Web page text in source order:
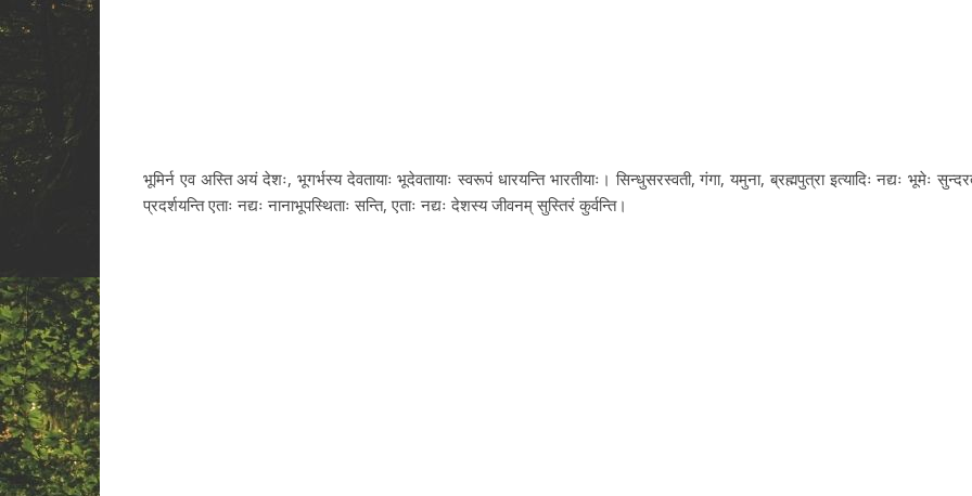
भूमिर्न एव अस्ति अयं देशः, भूगर्भस्य देवतायाः भूदेवतायाः स्वरूपं धारयन्ति भारतीयाः। सिन्धुसरस्वती, गंगा, यमुना, ब्रह्मपुत्रा इत्यादिः नद्यः भूमेः
प्रदर्शयन्ति एताः नद्यः नानाभूपस्थिताः सन्ति, एताः नद्यः देशस्य जीवनम् सुस्तिरं कुर्वन्ति।